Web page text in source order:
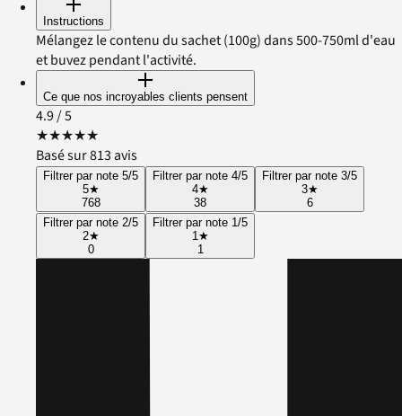
Instructions
Mélangez le contenu du sachet (100g) dans 500-750ml d'eau
et buvez pendant l'activité.
Ce que nos incroyables clients pensent
4.9/ 5
★★★★★
Basé sur 813 avis
Filtrer par note 5/5
5★
768
Filtrer par note 4/5
4★
38
Filtrer par note 3/5
3★
6
Filtrer par note 2/5
2★
0
Filtrer par note 1/5
1 ★
1